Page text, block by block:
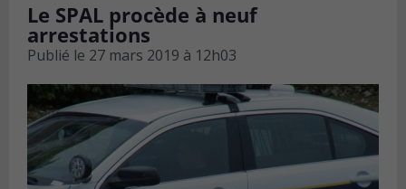
Le SPAL procède à neuf
arrestations
Publié le 27 mars 2019 à 12h03